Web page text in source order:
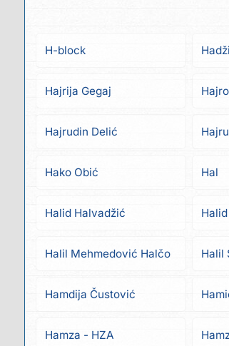
H-block
Hajrija Gegaj
Hajrudin Delić
Hako Obić Hal
Halid Halvadžić
Halil Mehmedović Halčo Halil
Hamdija Čustović
Hamza - HZA